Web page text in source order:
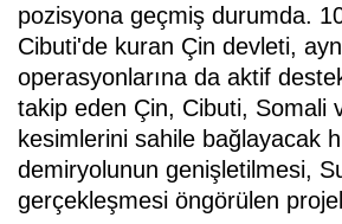
pozisyona geçmiş durumda.
Cibuti'de kuran Çin devleti,
operasyonlarına da aktif
takip eden Çin, Cibuti, Somali
kesimlerini sahile bağlayacak
demiryolunun genişletilmesi,
gerçekleşmesi öngörülen